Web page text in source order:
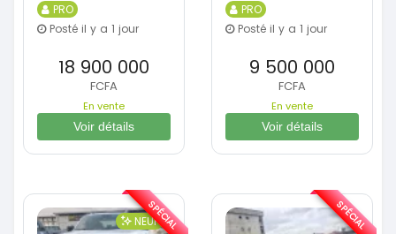
PRO
Posté il y a 1 jour
18 900 000
FCFA
En vente
Voir détails
PRO
Posté il y a 1 jour
9 500 000
FCFA
En vente
Voir détails
NEUFSPÉCIAL SPÉCIAL